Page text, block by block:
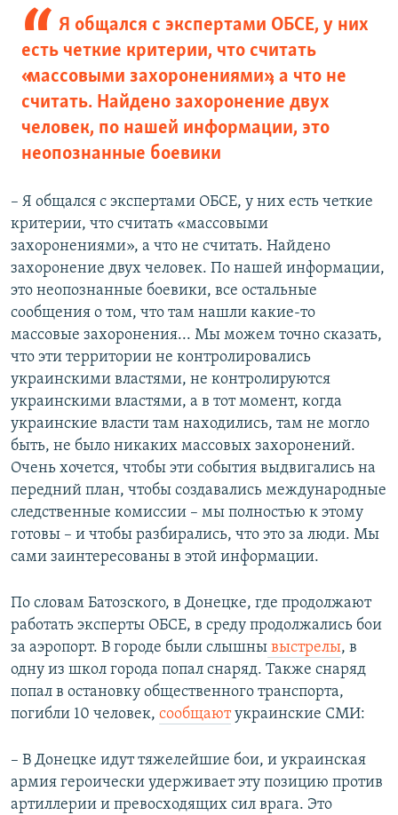
Я общался с экспертами ОБСЕ, у них
есть четкие критерии, что считать
«массовыми захоронениями», а что не
считать. Найдено захоронение двух
человек, по нашей информации, это
неопознанные боевики
– Я общался с экспертами ОБСЕ, у них есть четкие
критерии, что считать «массовыми
захоронениями», а что не считать. Найдено
захоронение двух человек. По нашей информации,
это неопознанные боевики, все остальные
сообщения о том, что там нашли какие-то
массовые захоронения... Мы можем точно сказать,
что эти территории не контролировались
украинскими властями, не контролируются
украинскими властями, а в тот момент, когда
украинские власти там находились, там не могло
быть, не было никаких массовых захоронений.
Очень хочется, чтобы эти события выдвигались на
передний план, чтобы создавались международные
следственные комиссии – мы полностью к этому
готовы – и чтобы разбирались, что это за люди. Мы
сами заинтересованы в этой информации.
По словам Батозского, в Донецке, где продолжают
работать эксперты ОБСЕ, в среду продолжались бои
за аэропорт. В городе были слышны выстрелы, в
одну из школ города попал снаряд. Также снаряд
попал в остановку общественного транспорта,
погибли 10 человек, сообщаютукраинские СМИ:
– В Донецке идут тяжелейшие бои, и украинская
армия героически удерживает эту позицию против
артиллерии и превосходящих сил врага. Это